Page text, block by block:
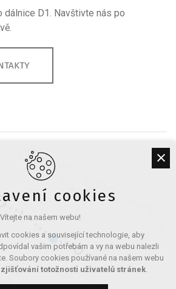
dálnice D1. Navštivte nás po
cookies
Vítejte na našem webu!
cookies a související technologie, aby
vašim potřebám a vy na webu nalezli
Soubory cookies používané na našem webu
totožnosti uživatelů stránek.